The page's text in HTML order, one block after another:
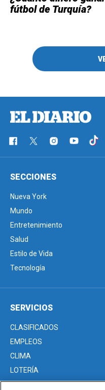
fútbol de Turquía?
SECCIONES
Nueva York
Mundo
Entretenimiento
Salud
Estilo de Vida
Tecnología
SERVICIOS
CLASIFICADOS
EMPLEOS
CLIMA
LOTERÍA